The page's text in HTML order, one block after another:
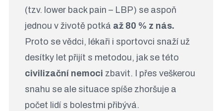
(tzv. lower back pain – LBP) se aspoň
jednou v životě potká až 80 % z nás.
Proto se vědci, lékaři i sportovci snaží už
desítky let přijít s metodou, jak se této
civilizační nemoci zbavit. I přes veškerou
snahu se ale situace spíše zhoršuje a
počet lidí s bolestmi přibývá.